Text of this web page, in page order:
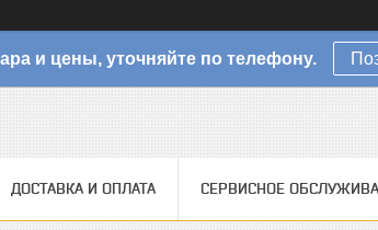
и цены, уточняйте по телефону.
ДОСТАВКА И ОПЛАТА СЕРВИСНОЕ